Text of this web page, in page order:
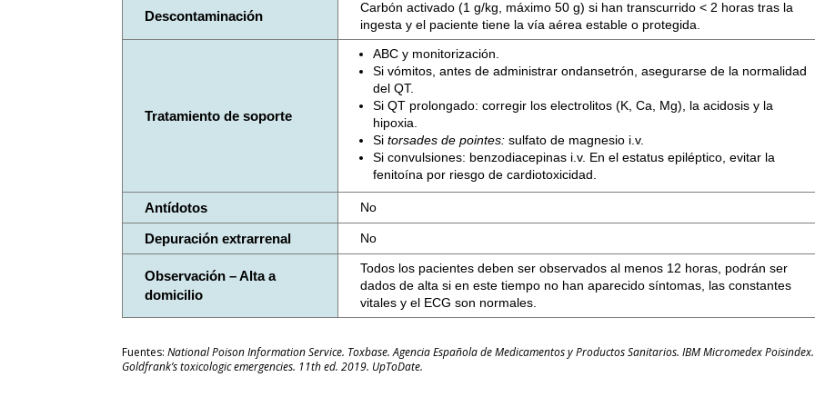
Descontaminación
Carbón activado (1 g/kg, máximo 50 g) si han transcurrido < 2 horas tras la
ingesta y el paciente tiene la vía aérea estable o protegida.
Tratamiento de soporte
ABC y monitorización.
Si vómitos, antes de administrar ondansetrón, asegurarse de la normalidad
del QT.
Si QT prolongado: corregir los electrolitos (K, Ca, Mg), la acidosis y la
hipoxia.
Sitorsades de pointes: sulfato de magnesio i.v.
Si convulsiones: benzodiacepinas i.v. En el estatus epiléptico, evitar la
fenitoína por riesgo de cardiotoxicidad.
Antídotos No
Depuración extrarrenal No
Observación – Alta a
domicilio
Todos los pacientes deben ser observados al menos 12 horas, podrán ser
dados de alta si en este tiempo no han aparecido síntomas, las constantes
vitales y el ECG son normales.
Fuentes:National Poison Information Service. Toxbase. Agencia Española de Medicamentos y Productos Sanitarios. IBM Micromedex Poisindex.
Goldfrank’s toxicologic emergencies. 11th ed. 2019. UpToDate.